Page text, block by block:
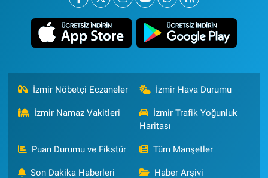
İzmir Nöbetçi Eczaneler İzmir Hava Durumu
İzmir Namaz Vakitleri
İzmir Trafik Yoğunluk
Haritası
Puan Durumu ve Fikstür Tüm Manşetler
Son Dakika Haberleri Haber Arşivi